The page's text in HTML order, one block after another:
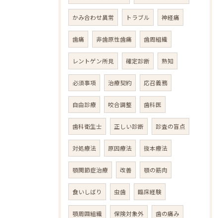
かみ合わせ異常 トラブル 神経痛
歯痛 非歯原性歯痛 歯周組織
レントゲン所見 確定診断 熟知
必須事項 治療契約 応召義務
自由診療 咬合調整 歯科医
歯科衛生士 正しい診断 診査の盲点
対処療法 原因療法 抜本療法
顎関節症治療 改善 顎の筋肉
食いしばり 虫歯 臨床経験
顎周囲組織 保険対象外 歯の痛み